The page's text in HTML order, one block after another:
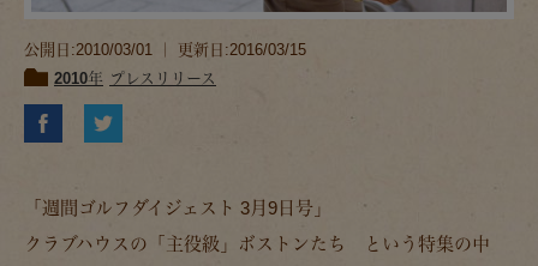
公開日:2010/03/01 ｜ 更新日:2016/03/15
2010年 プレスリリース
「週間ゴルフダイジェスト 3月9日号」
クラブハウスの「主役級」ボストンたち という特集の中